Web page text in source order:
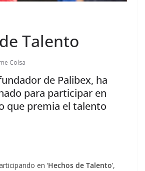
Talento
Colsa
de Palibex, ha
para participar en
que premia el talento
en ‘Hechos de Talento’,